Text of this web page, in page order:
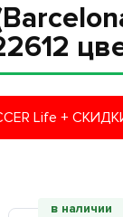
Life +
в наличии